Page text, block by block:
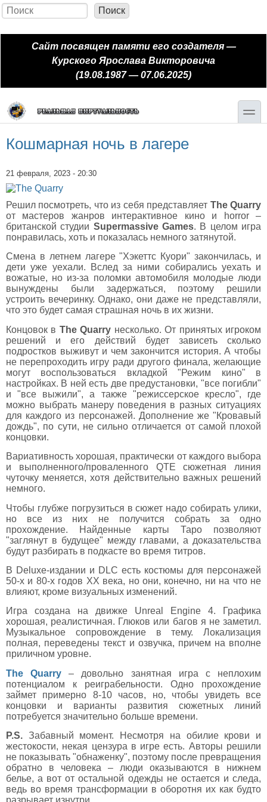
Перейти к основному содержанию
Skip to search
Форма поиска
Поиск
Сайт посвящен памяти его создателя —
Курского Ярослава Викторовича
(19.08.1987 — 07.06.2025)
toggle
Кошмарная ночь в лагере
21 февраля, 2023 - 20:30
Решил посмотреть, что из себя представляет The Quarry
от мастеров жанров интерактивное кино и horror –
британской студии Supermassive Games. В целом игра
понравилась, хоть и показалась немного затянутой.
Смена в летнем лагере "Хэкеттс Куори" закончилась, и
дети уже уехали. Вслед за ними собирались уехать и
вожатые, но из-за поломки автомобиля молодые люди
вынуждены были задержаться, поэтому решили
устроить вечеринку. Однако, они даже не представляли,
что это будет самая страшная ночь в их жизни.
Концовок в The Quarry несколько. От принятых игроком
решений и его действий будет зависеть сколько
подростков выживут и чем закончится история. А чтобы
не перепроходить игру ради другого финала, желающие
могут воспользоваться вкладкой "Режим кино" в
настройках. В ней есть две предустановки, "все погибли"
и "все выжили", а также "режиссерское кресло", где
можно выбрать манеру поведения в разных ситуациях
для каждого из персонажей. Дополнение же "Кровавый
дождь", по сути, не сильно отличается от самой плохой
концовки.
Вариативность хорошая, практически от каждого выбора
и выполненного/проваленного QTE сюжетная линия
чуточку меняется, хотя действительно важных решений
немного.
Чтобы глубже погрузиться в сюжет надо собирать улики,
но все из них не получится собрать за одно
прохождение. Найденные карты Таро позволяют
"заглянут в будущее" между главами, а доказательства
будут разбирать в подкасте во время титров.
В Deluxe-издании и DLC есть костюмы для персонажей
50-х и 80-х годов XX века, но они, конечно, ни на что не
влияют, кроме визуальных изменений.
Игра создана на движке Unreal Engine 4. Графика
хорошая, реалистичная. Глюков или багов я не заметил.
Музыкальное сопровождение в тему. Локализация
полная, переведены текст и озвучка, причем на вполне
приличном уровне.
The Quarry – довольно занятная игра с неплохим
потенциалом к реиграбельности. Одно прохождение
займет примерно 8-10 часов, но, чтобы увидеть все
концовки и варианты развития сюжетных линий
потребуется значительно больше времени.
P.S. Забавный момент. Несмотря на обилие крови и
жестокости, некая цензура в игре есть. Авторы решили
не показывать "обнаженку", поэтому после превращения
обратно в человека – люди оказываются в нижнем
белье, а вот от остальной одежды не остается и следа,
ведь во время трансформации в оборотня их как будто
разрывает изнутри.